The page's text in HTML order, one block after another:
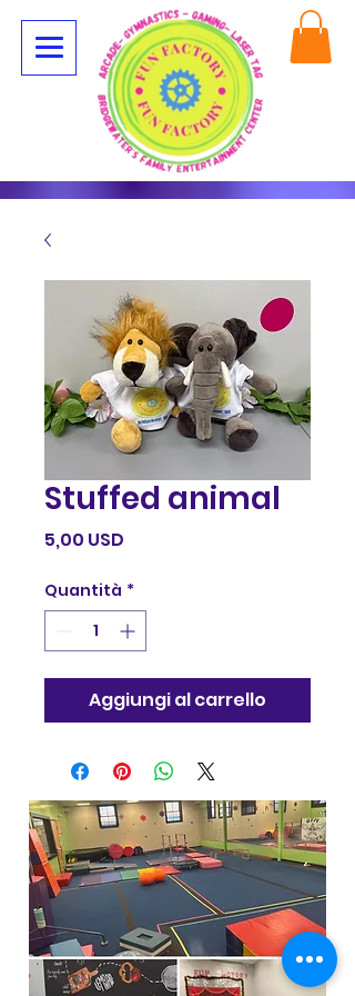
Stuffed animal
5,00 USD
Quantità *
Aggiungi al carrello